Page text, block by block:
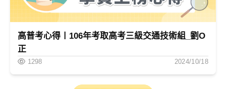
高普考心得〡106年考取高考三級交通技術組_劉O
正
1298 2024/10/18